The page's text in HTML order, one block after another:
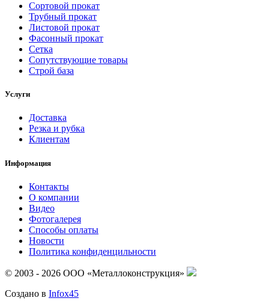
Сортовой прокат
Трубный прокат
Листовой прокат
Фасонный прокат
Сетка
Сопутствующие товары
Строй база
Услуги
Доставка
Резка и рубка
Клиентам
Информация
Контакты
О компании
Видео
Фотогалерея
Способы оплаты
Новости
Политика конфиденцильности
© 2003 - 2026 ООО «Металлоконструкция»
Создано в Infox45